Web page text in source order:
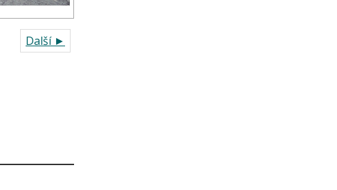
Další ►